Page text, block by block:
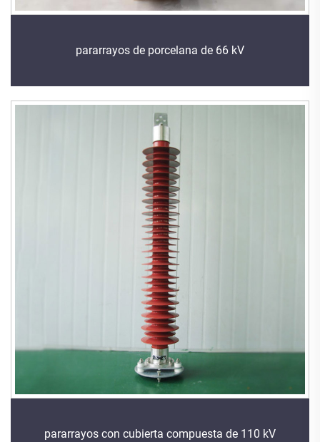
pararrayos de porcelana de 66 kV
pararrayos con cubierta compuesta de 110 kV